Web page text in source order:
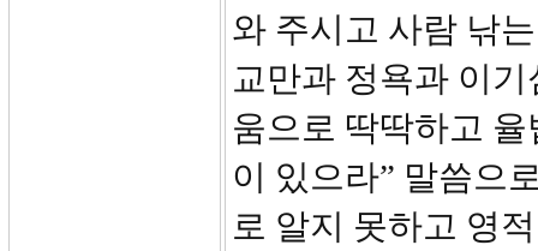
와 주시고 사람 낚
교만과 정욕과 이
움으로 딱딱하고
이 있으라” 말씀으
로 알지 못하고 영